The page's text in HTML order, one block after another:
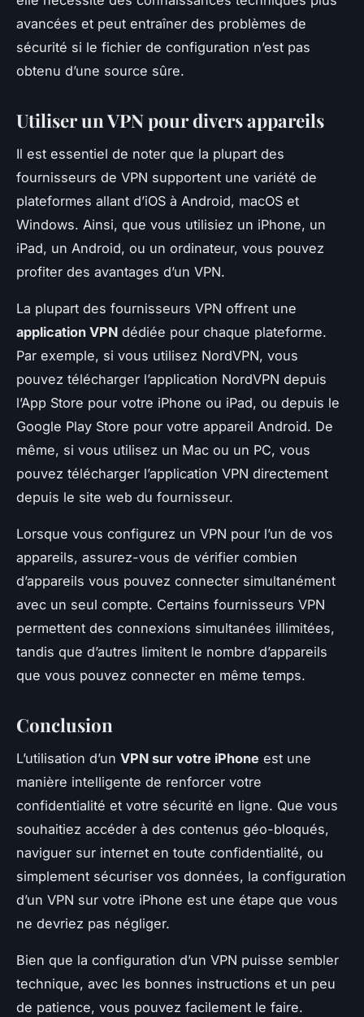
avancées et peut entraîner des problèmes de
sécurité si le fichier de configuration n’est pas
obtenu d’une source sûre.
Utiliser un VPN pour divers appareils
Il est essentiel de noter que la plupart des
fournisseurs de VPN supportent une variété de
plateformes allant d’iOS à Android, macOS et
Windows. Ainsi, que vous utilisiez un iPhone, un
iPad, un Android, ou un ordinateur, vous pouvez
profiter des avantages d’un VPN.
La plupart des fournisseurs VPN offrent une
application VPN dédiée pour chaque plateforme.
Par exemple, si vous utilisez NordVPN, vous
pouvez télécharger l’application NordVPN depuis
l’App Store pour votre iPhone ou iPad, ou depuis le
Google Play Store pour votre appareil Android. De
même, si vous utilisez un Mac ou un PC, vous
pouvez télécharger l’application VPN directement
depuis le site web du fournisseur.
Lorsque vous configurez un VPN pour l’un de vos
appareils, assurez-vous de vérifier combien
d’appareils vous pouvez connecter simultanément
avec un seul compte. Certains fournisseurs VPN
permettent des connexions simultanées illimitées,
tandis que d’autres limitent le nombre d’appareils
que vous pouvez connecter en même temps.
Conclusion
L’utilisation d’un VPN sur votre iPhone est une
manière intelligente de renforcer votre
confidentialité et votre sécurité en ligne. Que vous
souhaitiez accéder à des contenus géo-bloqués,
naviguer sur internet en toute confidentialité, ou
simplement sécuriser vos données, la configuration
d’un VPN sur votre iPhone est une étape que vous
ne devriez pas négliger.
Bien que la configuration d’un VPN puisse sembler
technique, avec les bonnes instructions et un peu
de patience, vous pouvez facilement le faire.